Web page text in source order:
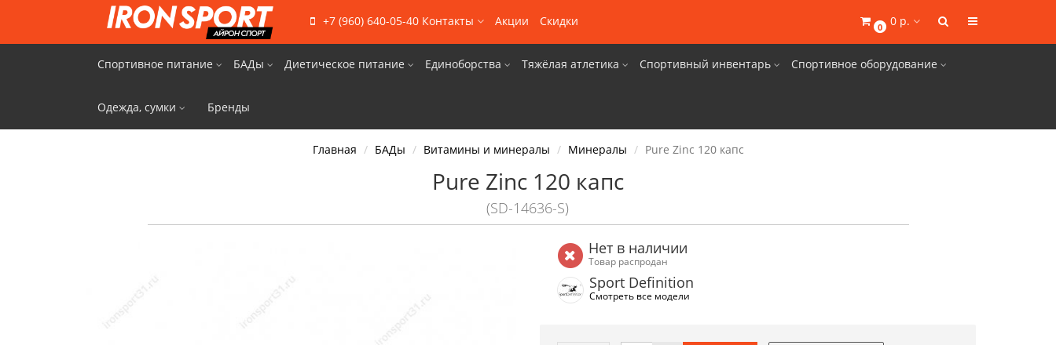
+7 (960) 640-05-40 Контакты Акции Скидки 0 0 р.
Спортивное питание БАДы Диетическое питание Единоборства Тяжёлая атлетика Спортивный инвентарь Спортивное оборудование
Одежда, сумки Бренды
Главная БАДы Витамины и минералы Минералы Pure Zinc 120 капс
Pure Zinc 120 капс
(SD-14636-S)
Нет в наличии
Товар распродан
Sport Definition
Смотреть все модели